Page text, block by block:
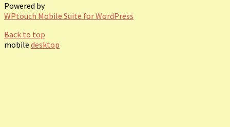
Powered by
WPtouch Mobile Suite for WordPress
Back to top
mobile desktop